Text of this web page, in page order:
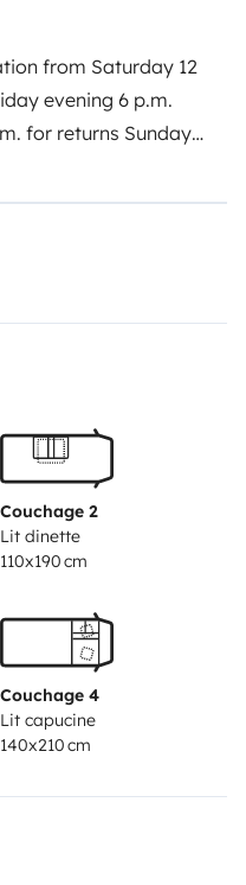
from Saturday 12
evening 6 p.m.
for returns Sunday
cardThe RIMOR
love: a new
mattress, with
all Rimor
in Italy' design and
comfort. Ideal for
has its own space,
simple dinette table
+ double dinette
children in
in nasturtium, and
people; €50 per rental.
is to be paid
Couchage 2
Lit dinette
110x190 cm
Couchage 4
Lit capucine
140x210 cm